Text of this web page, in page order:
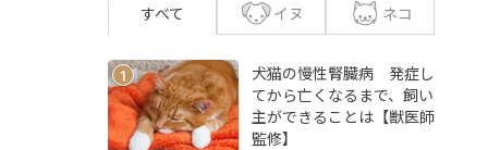
すべて イヌ ネコ
1
犬猫の慢性腎臓病 発症し
てから亡くなるまで、飼い
主ができることは【獣医師
監修】